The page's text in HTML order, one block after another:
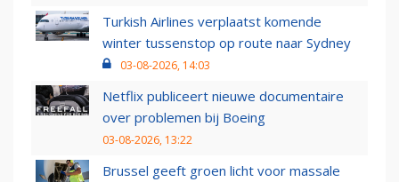
Turkish Airlines verplaatst komende
winter tussenstop op route naar Sydney
03-08-2026, 14:03
Netflix publiceert nieuwe documentaire
over problemen bij Boeing
03-08-2026, 13:22
Brussel geeft groen licht voor massale